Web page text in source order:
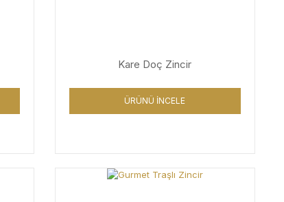
Kare Doç Zincir
ÜRÜNÜ İNCELE